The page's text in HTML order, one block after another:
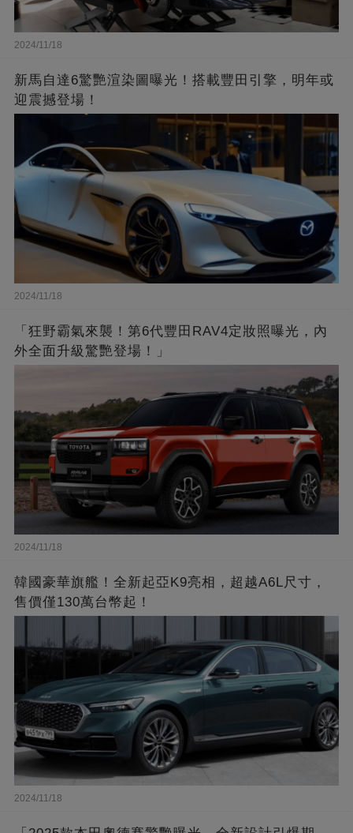
2024/11/18
新馬自達6驚艷渲染圖曝光！搭載豐田引擎，明年或
迎震撼登場！
2024/11/18
「狂野霸氣來襲！第6代豐田RAV4定妝照曝光，內
外全面升級驚艷登場！」
2024/11/18
韓國豪華旗艦！全新起亞K9亮相，超越A6L尺寸，
售價僅130萬台幣起！
2024/11/18